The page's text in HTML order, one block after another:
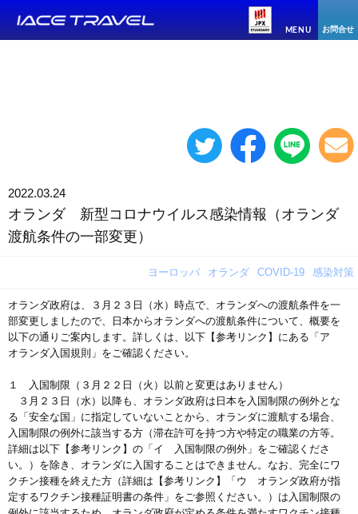
MENU お問合せ
2022.03.24
オランダ 新型コロナウイルス感染情報（オランダ
渡航条件の一部変更）
ヨーロッパ オランダ COVID-19 感染対策
オランダ政府は、３月２３日（水）時点で、オランダへの渡航条件を一
部変更しましたので、日本からオランダへの渡航条件について、概要を
以下の通りご案内します。詳しくは、以下【参考リンク】にある「ア
オランダ入国規則」をご確認ください。
１ 入国制限（３月２２日（火）以前と変更はありません）
３月２３日（水）以降も、オランダ政府は日本を入国制限の例外とな
る「安全な国」に指定していないことから、オランダに渡航する場合、
入国制限の例外に該当する方（滞在許可を持つ方や特定の職業の方等。
詳細は以下【参考リンク】の「イ 入国制限の例外」をご確認くださ
い。）を除き、オランダに入国することはできません。なお、完全にワ
クチン接種を終えた方（詳細は【参考リンク】「ウ オランダ政府が指
定するワクチン接種証明書の条件」をご参照ください。）は入国制限の